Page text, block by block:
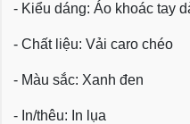
- Kiểu dáng: Áo khoác tay
- Chất liệu: Vải caro chéo
- Màu sắc: Xanh đen
- In/thêu: In lụa